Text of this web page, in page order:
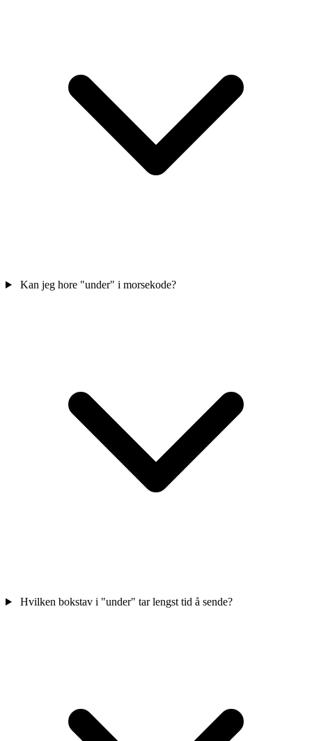
Kan jeg hore "under" i morsekode?
Hvilken bokstav i "under" tar lengst tid å sende?